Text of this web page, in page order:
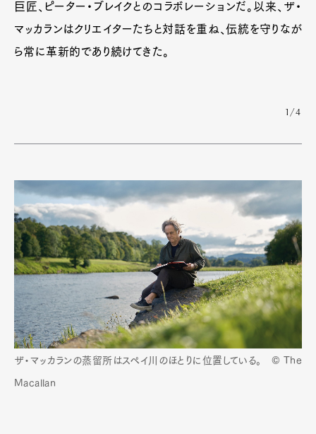
巨匠、ピーター・ブレイクとのコラボレーションだ。以来、ザ・
マッカランはクリエイターたちと対話を重ね、伝統を守りなが
ら常に革新的であり続けてきた。
1/4
ザ・マッカランの蒸留所はスペイ川のほとりに位置している。 © The
Macallan